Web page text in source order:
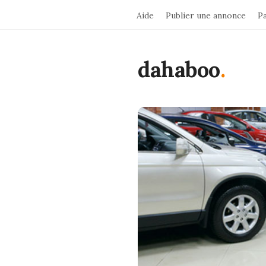
Aide Publier une annonce
dahaboo.